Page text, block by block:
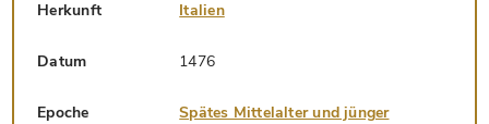
Herkunft Italien
Datum 1476
Epoche Spätes Mittelalter und jünger